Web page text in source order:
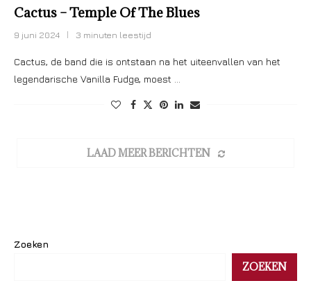
Cactus – Temple Of The Blues
9 juni 2024 3 minuten leestijd
Cactus, de band die is ontstaan na het uiteenvallen van het
legendarische Vanilla Fudge, moest …
LAAD MEER BERICHTEN
Zoeken
ZOEKEN